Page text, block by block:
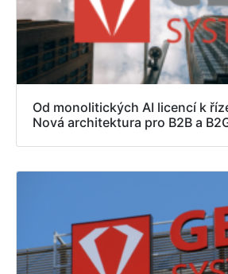
Od monolitických AI licencí k
Nová architektura pro B2B a